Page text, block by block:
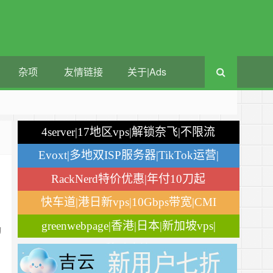
杂项 友情链接 关于|Ads
4server|17地区vps|解锁奈飞|不限流
量
Evoxt|多地双ISP服务器|TikTok运营|
月付$2.84
RackNerd特价优惠|年付10刀起
快车道|港日新vps|10Gbps带宽|CMI
greenwebpage|香港|日本|新加坡vps|
移动直连